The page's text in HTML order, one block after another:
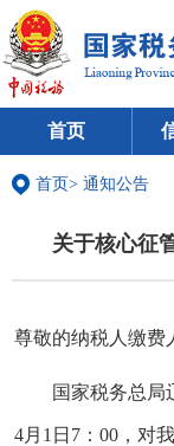
首页
首页> 通知公告
关于核心征
尊敬的纳税人缴费
国家税务总局
4月1日7：00，对